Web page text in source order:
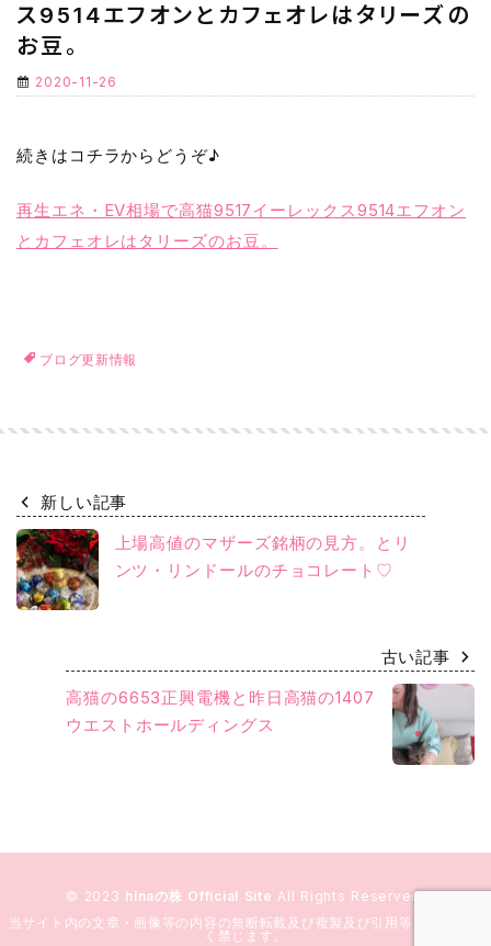
ス9514エフオンとカフェオレはタリーズの
お豆。
2020-11-26
続きはコチラからどうぞ♪
再生エネ・EV相場で高猫9517イーレックス9514エフオン
とカフェオレはタリーズのお豆。
ブログ更新情報
新しい記事
上場高値のマザーズ銘柄の見方。とリ
ンツ・リンドールのチョコレート♡
古い記事
高猫の6653正興電機と昨日高猫の1407
ウエストホールディングス
© 2023 hinaの株 Official Site All Rights Reserved.
当サイト内の文章・画像等の内容の無断転載及び複製及び引用等の行為を固
く禁じます。